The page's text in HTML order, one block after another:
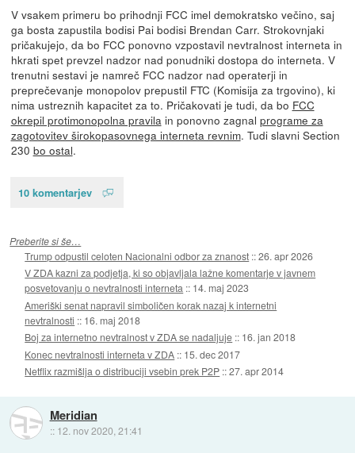
V vsakem primeru bo prihodnji FCC imel demokratsko večino, saj
ga bosta zapustila bodisi Pai bodisi Brendan Carr. Strokovnjaki
pričakujejo, da bo FCC ponovno vzpostavil nevtralnost interneta in
hkrati spet prevzel nadzor nad ponudniki dostopa do interneta. V
trenutni sestavi je namreč FCC nadzor nad operaterji in
preprečevanje monopolov prepustil FTC (Komisija za trgovino), ki
nima ustreznih kapacitet za to. Pričakovati je tudi, da bo FCC
okrepil protimonopolna pravilain ponovno zagnal programe za
zagotovitev širokopasovnega interneta revnim. Tudi slavni Section
230 bo ostal.
10 komentarjev
Preberite si še…
Trump odpustil celoten Nacionalni odbor za znanost ::26. apr 2026
V ZDA kazni za podjetja, ki so objavljala lažne komentarje v javnem
posvetovanju o nevtralnosti interneta :: 14. maj 2023
Ameriški senat napravil simboličen korak nazaj k internetni
nevtralnosti :: 16. maj 2018
Boj za internetno nevtralnost v ZDA se nadaljuje :: 16. jan 2018
Konec nevtralnosti interneta v ZDA :: 15. dec 2017
Netflix razmišlja o distribuciji vsebin prek P2P ::27. apr 2014
Meridian
:: 12. nov 2020, 21:41